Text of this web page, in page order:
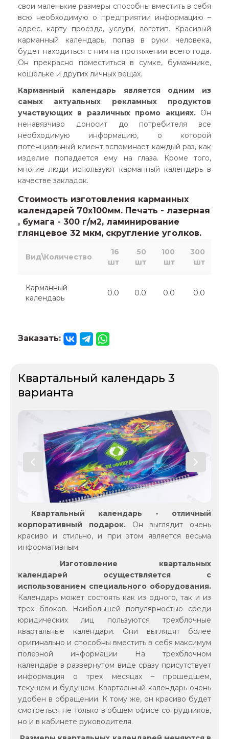
свои маленькие размеры способны вместить в себя
всю необходимую о предприятии информацию –
адрес, карту проезда, услуги, логотип. Красивый
карманный календарь, попав в руки человека,
будет находиться с ним на протяжении всего года.
Он прекрасно поместиться в сумке, бумажнике,
кошельке и других личных вещах.
Карманный календарь является одним из
самых актуальных рекламных продуктов
участвующих в различных промо акциях.Он
ненавязчиво доносит до потребителя все
необходимую информацию, о которой
потенциальный клиент вспоминает каждый раз, как
изделие попадается ему на глаза. Кроме того,
многие люди используют карманный календарь в
качестве закладок.
Стоимость изготовления карманных
календарей 70х100мм. Печать - лазерная
, бумага - 300 г/м2, ламинирование
глянцевое 32 мкм, скругление уголков.
Вид\Количество
16
шт
50
шт
100
шт
300
шт
Карманный
календарь
0.0 0.0 0.0 0.0
Заказать:
Квартальный календарь 3
варианта
Квартальный календарь - отличный
корпоративный подарок.Он выглядит очень
красиво и стильно, и при этом является весьма
информативным.
Изготовление квартальных
календарей осуществляется с
использованием специального оборудования.
Календарь может состоять как из одного, так и из
трех блоков. Наибольшей популярностью среди
юридических лиц пользуются трехблочные
квартальные календари. Они выглядят более
оригинально и способны вместить в себя максимум
полезной информации На трехблочном
календаре в развернутом виде сразу присутствует
информация о трех месяцах – прошедшем,
текущем и будущем. Квартальный календарь очень
удобен в обращении. К тому же, он красиво будет
смотреться не только в общем офисе сотрудников,
но и в кабинете руководителя.